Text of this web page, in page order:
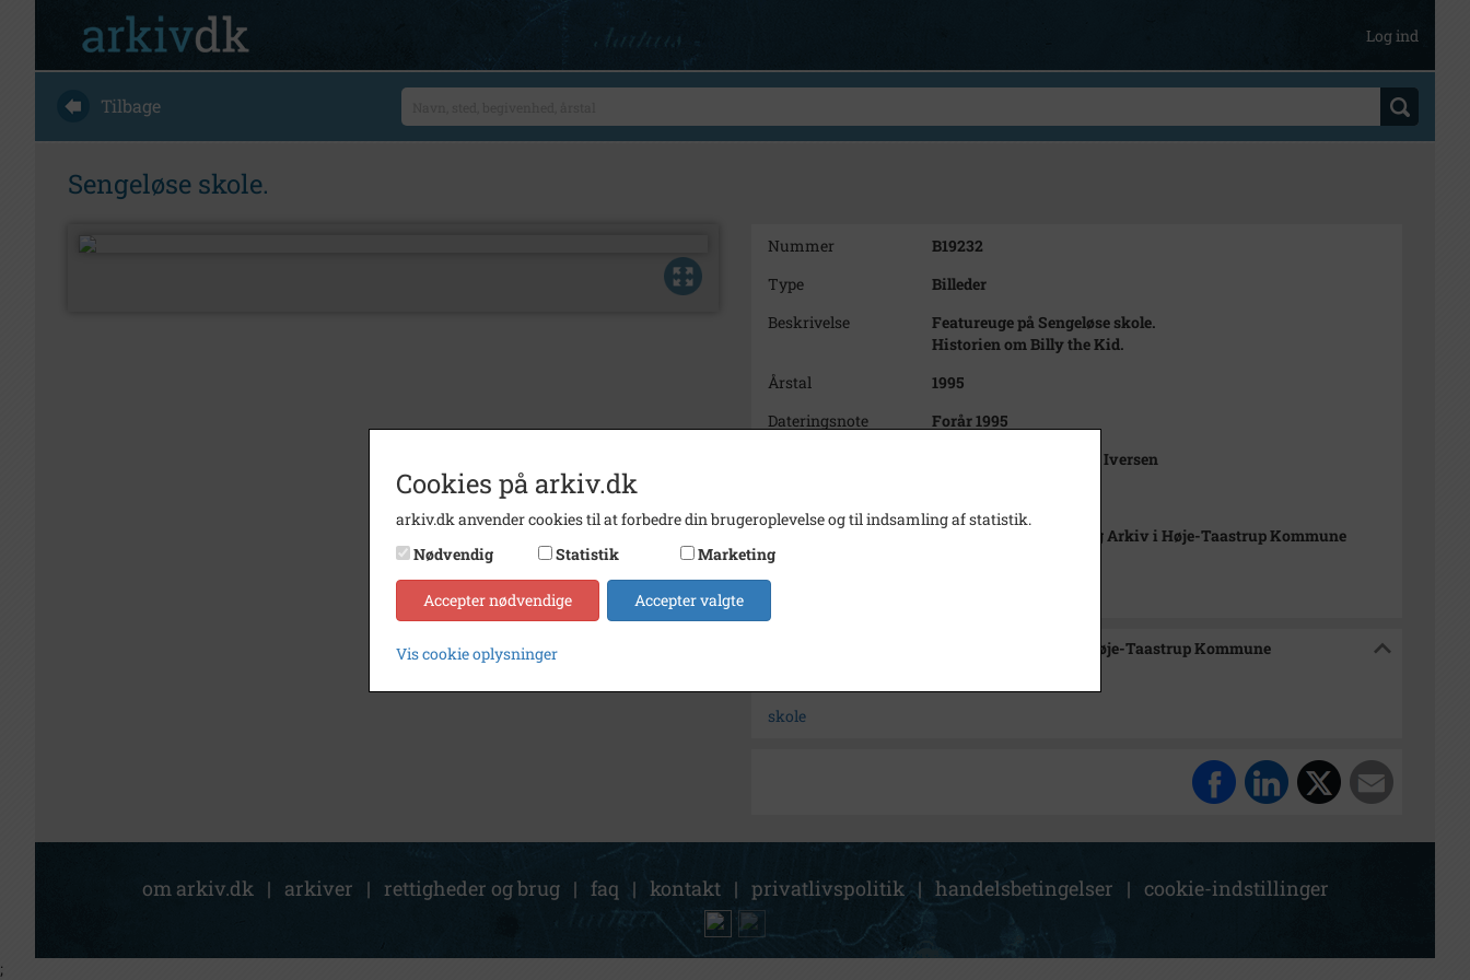
Log ind
Tilbage
Sengeløse skole.
Nummer
B19232
Type
Billeder
Beskrivelse
Featureuge på Sengeløse skole.
Historien om Billy the Kid.
Årstal
1995
Dateringsnote
Forår 1995
Figment Photo v/Klaus Iversen
Arkiv
Byhistorisk Samling og Arkiv i Høje-Taastrup Kommune
Søg videre i Byhistorisk Samling og Arkiv i Høje-Taastrup Kommune
skole
om arkiv.dk | arkiver | rettigheder og brug | faq | kontakt | privatlivspolitik | handelsbetingelser | cookie-indstillinger
Cookies på arkiv.dk
arkiv.dk anvender cookies til at forbedre din brugeroplevelse og til indsamling af statistik.
Nødvendig
Statistik Marketing
Accepter nødvendige Accepter valgte
Vis cookie oplysninger
;